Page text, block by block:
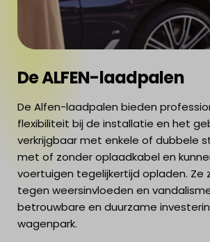
De ALFEN-laadpalen
De Alfen-laadpalen bieden
flexibiliteit bij de installatie en het
verkrijgbaar met enkele of dubbele
met of zonder oplaadkabel en
voertuigen tegelijkertijd opladen. Ze
tegen weersinvloeden en
betrouwbare en duurzame
wagenpark.